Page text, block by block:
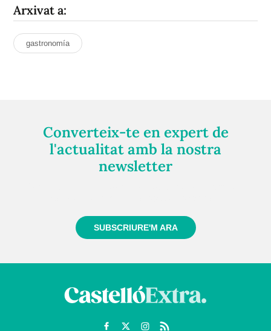
Arxivat a:
gastronomía
Converteix-te en expert de
l'actualitat amb la nostra
newsletter
SUBSCRIURE'M ARA